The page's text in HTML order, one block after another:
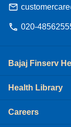
020-
Bajaj Finserv
Health Library
Careers